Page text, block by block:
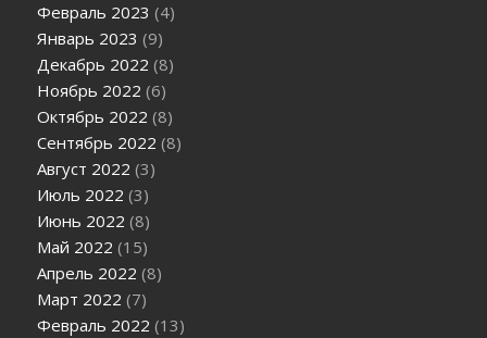
Февраль 2023 (4)
Январь 2023 (9)
Декабрь 2022 (8)
Ноябрь 2022 (6)
Октябрь 2022 (8)
Сентябрь 2022 (8)
Август 2022 (3)
Июль 2022 (3)
Июнь 2022 (8)
Май 2022 (15)
Апрель 2022 (8)
Март 2022 (7)
Февраль 2022 (13)